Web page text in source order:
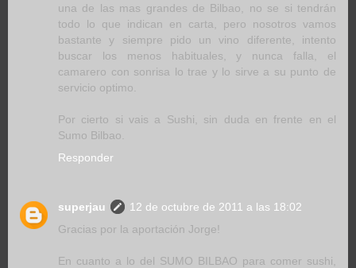
una de las mas grandes de Bilbao, no se si tendrán
todo lo que indican en carta, pero nosotros vamos
bastante y siempre pido un vino diferente, intento
buscar los menos habituales, y nunca falla, el
camarero con sonrisa lo trae y lo sirve a su punto de
servicio optimo.
Por cierto si vais a Sushi, sin duda en frente en el
Sumo Bilbao.
Responder
superjau
12 de octubre de 2011 a las 18:02
Gracias por la aportación Jorge!
En cuanto a lo del SUMO BILBAO para comer sushi,